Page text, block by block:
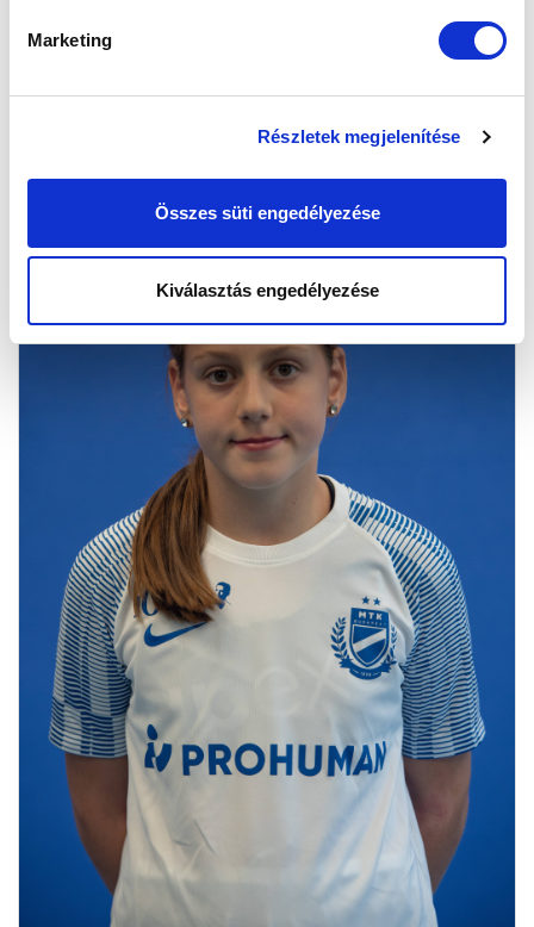
Marketing
Részletek megjelenítése
Összes süti engedélyezése
Kiválasztás engedélyezése
DORKA